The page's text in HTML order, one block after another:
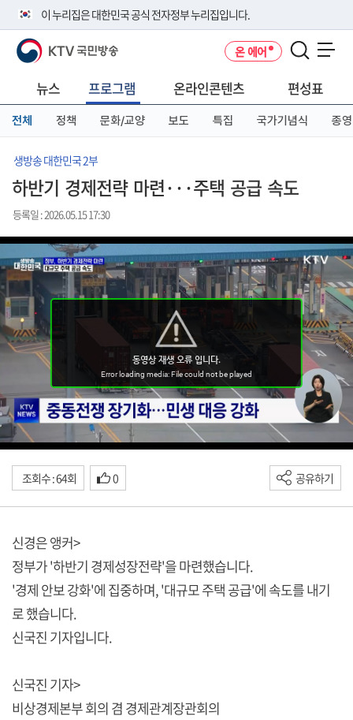
이 누리집은 대한민국 공식 전자정부 누리집입니다.
공식 누리집 주소 확인하기
니다.
이밖에 or.kr 또는 .kr등 다른 도메인 주소를 사용하고 있다면 아래 URL에
서 도메인 주소를 확인해 보세요
KTV 국민방송 온 에어
뉴스 프로그램 온라인콘텐츠 편성표
전체 정책 문화/교양 보도 특집 국가기념식 종영
생방송 대한민국 2부
하반기 경제전략 마련···주택 공급 속도
등록일 : 2026.05.15 17:30
조회수 : 64회 0 공유하기
신경은 앵커>
정부가 '하반기 경제성장전략'을 마련했습니다.
'경제 안보 강화'에 집중하며, '대규모 주택 공급'에 속도를 내기
로 했습니다.
신국진 기자입니다.
신국진 기자>
비상경제본부 회의 겸 경제관계장관회의